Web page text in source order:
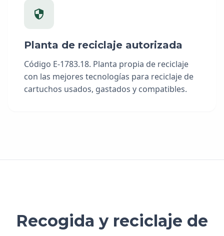
Planta de reciclaje autorizada
Código E-1783.18. Planta propia de reciclaje
con las mejores tecnologías para reciclaje de
cartuchos usados, gastados y compatibles.
Recogida y reciclaje de